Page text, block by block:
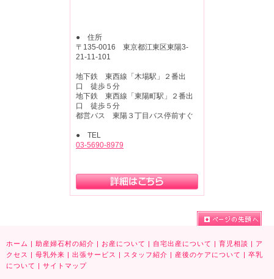
● 住所
〒135-0016 東京都江東区東陽3-
21-11-101
地下鉄 東西線「木場駅」２番出
口 徒歩５分
地下鉄 東西線「東陽町駅」２番出
口 徒歩５分
都営バス 東陽３丁目バス停前すぐ
● TEL
03-5690-8979
ホーム | 助産婦石村の紹介 | お産について | 自宅出産について | 育児相談 | ア
クセス
| 母乳外来 | 出張サービス | スタッフ紹介 | 産後のケアについて | 卒乳
について | サイトマップ